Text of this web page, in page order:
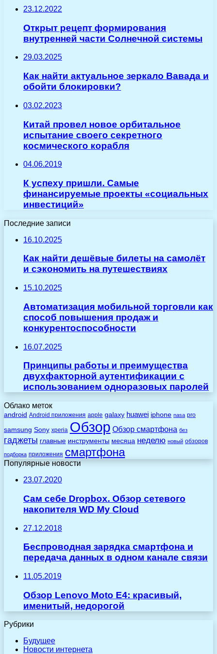
23.12.2022
Открыт рецепт формирования
внутренней части Солнечной системы
29.03.2025
Как найти актуальное зеркало Вавада и
обойти блокировки?
03.02.2023
Китай провел новое орбитальное
испытание своего секретного
космического корабля
04.06.2019
К успеху пришли. Самые
финансируемые проекты «социальных
инвестиций»
Последние записи
16.10.2025
Как найти дешёвые билеты на самолёт
и сэкономить на путешествиях
15.10.2025
Автоматизация мобильной торговли как
способ повышения продаж и
конкурентоспособности
16.07.2025
Принципы работы и преимущества
двухфакторной аутентификации с
использованием одноразовых паролей
Облако меток
android Android приложения apple galaxy huawei iphone nasa pro
samsung Sony xperia Обзор Обзор смартфона без
гаджеты главные инструменты месяца неделю новый обзоров
подборка приложения смартфона
Популярные новости
23.07.2020
Сам себе Dropbox. Обзор сетевого
накопителя WD My Cloud
27.12.2018
Беспроводная зарядка смартфона и
передача данных в одном канале связи
11.05.2019
Обзор Lenovo Moto E4: красивый,
именитый, недорогой
Рубрики
Будущее
Новости интернета